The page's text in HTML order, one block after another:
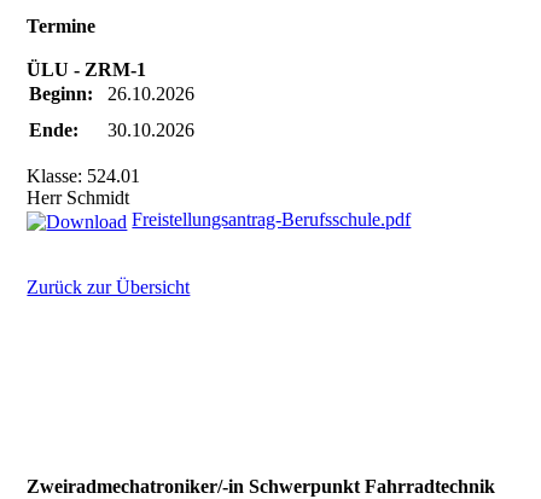
Termine
ÜLU - ZRM-1
Beginn:
26.10.2026
Ende:
30.10.2026
Klasse: 524.01
Herr Schmidt
Freistellungsantrag-Berufsschule.pdf
Zurück zur Übersicht
Zweiradmechatroniker/-in Schwerpunkt Fahrradtechnik